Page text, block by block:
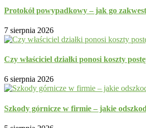
Protokół powypadkowy – jak go
7 sierpnia 2026
Czy właściciel działki ponosi koszty
6 sierpnia 2026
Szkody górnicze w firmie – jakie